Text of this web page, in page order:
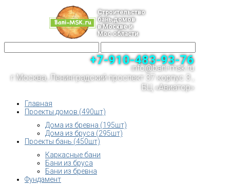
Строительство
бань,домов
в Москве и
Мос.области
+7-910-483-93-76
info@bani-msk.ru
г.Москва, Ленинградский проспект 37 корпус 3 ,
БЦ «Авиатор»
Главная
Проекты домов (490шт)
Дома из бревна (195шт)
Дома из бруса (295шт)
Проекты бань (450шт)
Каркасные бани
Бани из бруса
Бани из бревна
Фундамент